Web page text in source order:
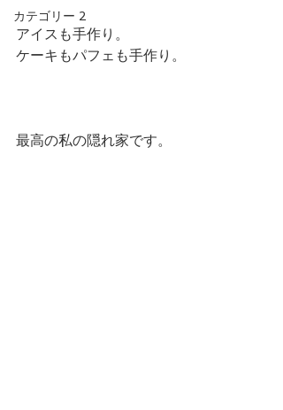
カテゴリー 2
アイスも手作り。
ケーキもパフェも手作り。
最高の私の隠れ家です。